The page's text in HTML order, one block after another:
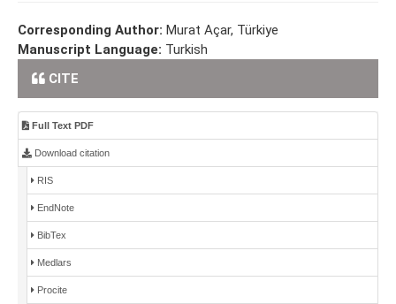
Corresponding Author: Murat Açar, Türkiye
Manuscript Language: Turkish
CITE
Full Text PDF
Download citation
RIS
EndNote
BibTex
Medlars
Procite